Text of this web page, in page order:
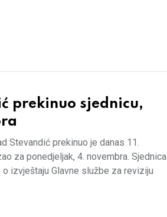
prekinuo sjednicu,
Stevandić prekinuo je danas 11.
za ponedjeljak, 4. novembra. Sjednica
izvještaju Glavne službe za reviziju